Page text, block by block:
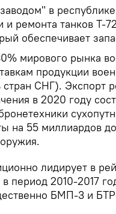
в
и ремонта танков T-
обеспечивает
мирового рынка
продукции
СНГ). Экспорт
в 2020 году
на 55 миллиардов
лидирует в
период 2010-2017
БМП-3 и